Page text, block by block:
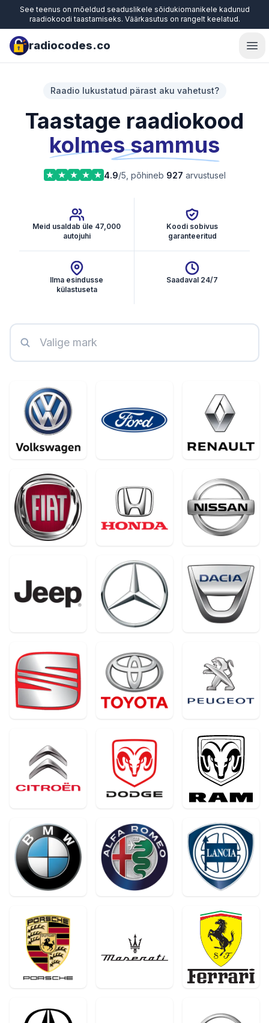
See teenus on mõeldud seaduslikele sõidukiomanikele kadunud
raadiokoodi taastamiseks. Väärkasutus on rangelt keelatud.
radiocodes.co
Raadio lukustatud pärast aku vahetust?
Taastage raadiokood
kolmes sammus
4.9/5, põhineb 927 arvustusel
Meid usaldab üle 47,000
autojuhi
Koodi sobivus
garanteeritud
Ilma esindusse
külastuseta
Saadaval 24/7